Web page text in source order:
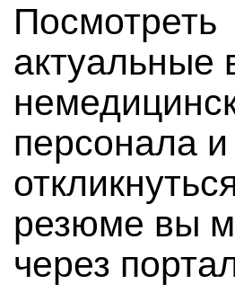
Посмотреть
актуальные
персонала
резюме вы
через